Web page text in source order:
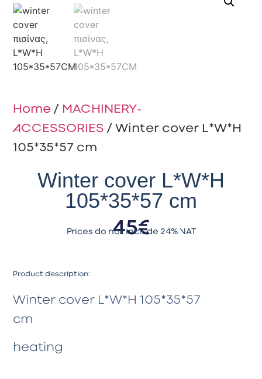
Home / MACHINERY-
ACCESSORIES / Winter cover L*W*H
105*35*57 cm
Winter cover L*W*H
105*35*57 cm
45€
Prices do not include 24% VAT
Product description:
Winter cover L*W*H 105*35*57
cm
heating